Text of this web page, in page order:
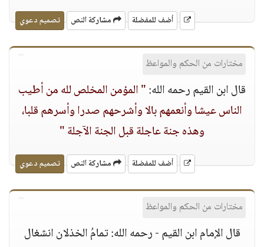
أضف للمفضلة مشاركة النص تصميم دعوي
مختارات من الحكم والمواعظ
قال ابن القيم رحمه الله:" المؤمن المخلص لله من أطيب
الناس عيشا وأنعمهم بالا وأشرحهم صدرا وأسرهم قلبا،
وهذه جنة عاجلة قبل الجنة الآجلة "
أضف للمفضلة مشاركة النص تصميم دعوي
مختارات من الحكم والمواعظ
قال الإمام ابن القيم - رحمه الله: تمامُ الخذلان انشغال